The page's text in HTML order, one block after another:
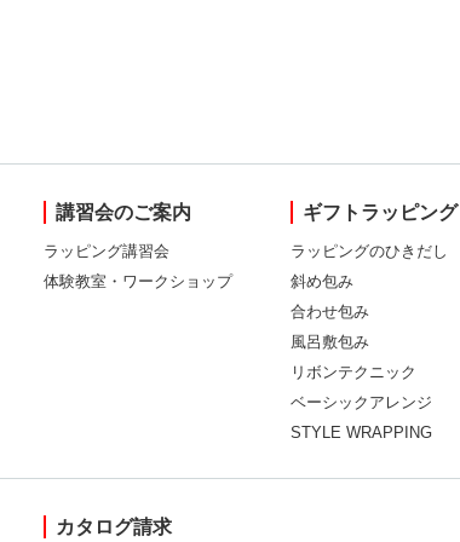
講習会のご案内
ラッピング講習会
体験教室・ワークショップ
ギフトラッピング
ラッピングのひきだし
斜め包み
合わせ包み
風呂敷包み
リボンテクニック
ベーシックアレンジ
STYLE WRAPPING
カタログ請求